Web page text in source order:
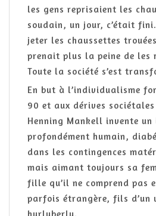
les gens reprisaient les
soudain, un jour, c’était
jeter les chaussettes
prenait plus la peine de les
Toute la société s’est
En but à l’individualisme
90 et aux dérives
Henning Mankell invente un
profondément humain,
dans les contingences
mais aimant toujours sa
fille qu’il ne comprend pas
parfois étrangère, fils d’un